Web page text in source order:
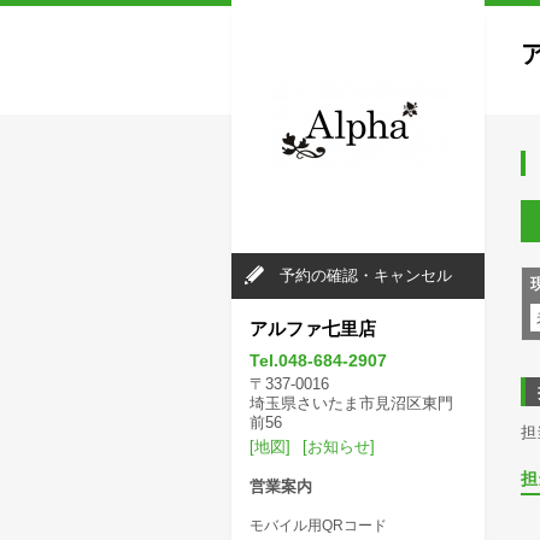
担
予約の確認・キャンセル
アルファ七里店
Tel.048-684-2907
〒337-0016
埼玉県さいたま市見沼区東門
前56
[地図]
[お知らせ]
営業案内
モバイル用QRコード